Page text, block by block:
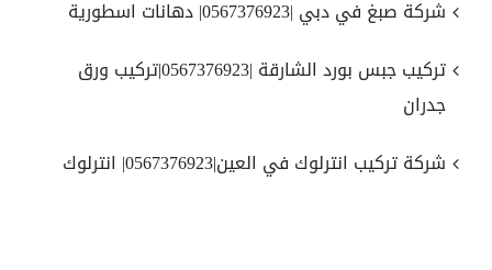
شركة صبغ في دبي |0567376923| دهانات اسطورية
تركيب جبس بورد الشارقة |0567376923|تركيب ورق
جدران
شركة تركيب انترلوك في العين|0567376923| انترلوك